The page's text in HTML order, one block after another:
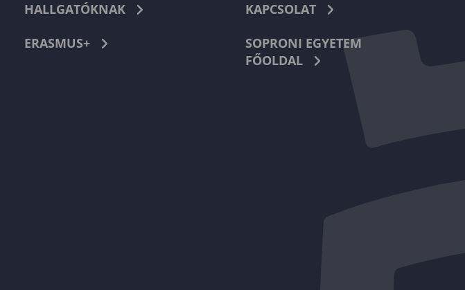
HALLGATÓKNAK
ERASMUS+
KAPCSOLAT
SOPRONI EGYETEM
FŐOLDAL